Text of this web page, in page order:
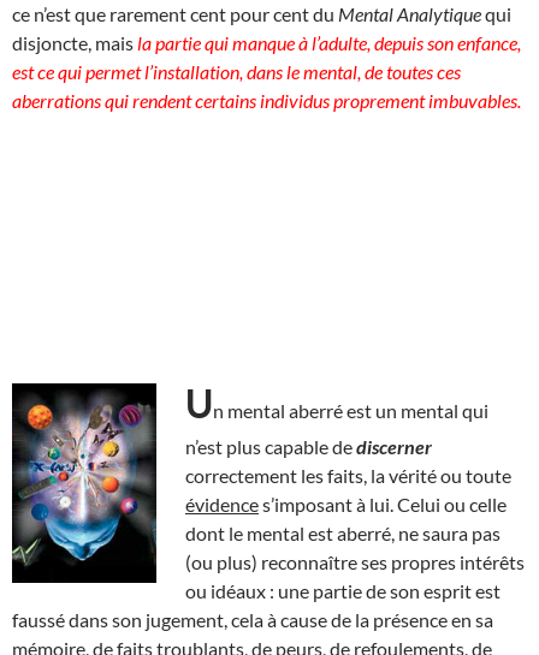
ce n’est que rarement cent pour cent du Mental Analytiquequi
disjoncte, mais la partie qui manque à l’adulte, depuis son enfance,
est ce qui permet l’installation, dans le mental, de toutes ces
aberrations qui rendent certains individus proprement imbuvables.
Un mental aberré est un mental qui
n’est plus capable dediscerner
correctement les faits, la vérité ou toute
évidences’imposant à lui. Celui ou celle
dont le mental est aberré, ne saura pas
(ou plus) reconnaître ses propres intérêts
ou idéaux : une partie de son esprit est
faussé dans son jugement, cela à cause de la présence en sa
mémoire, de faits troublants, de peurs, de refoulements, de